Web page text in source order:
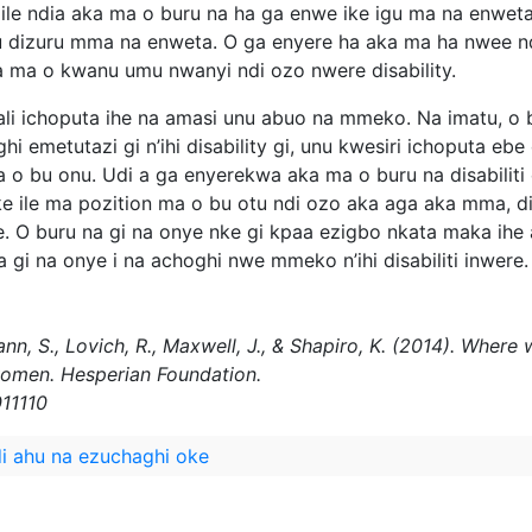
ndia aka ma o buru na ha ga enwe ike igu ma na
mma na enweta. O ga enyere ha aka ma ha nwee
o kwanu umu nwanyi ndi ozo nwere disability.
ichoputa ihe na amasi unu abuo na mmeko. Na imatu, o
emetutazi gi n’ihi disability gi, unu kwesiri ichoputa
bu onu. Udi a ga enyerekwa aka ma o buru na
ile ma pozition ma o bu otu ndi ozo aka aga aka mma,
O buru na gi na onye nke gi kpaa ezigbo nkata maka ihe
gi na onye i na achoghi nwe mmeko n’ihi disabiliti inwere.
S., Lovich, R., Maxwell, J., & Shapiro, K. (2014).
Hesperian Foundation.
ahu na ezuchaghi oke